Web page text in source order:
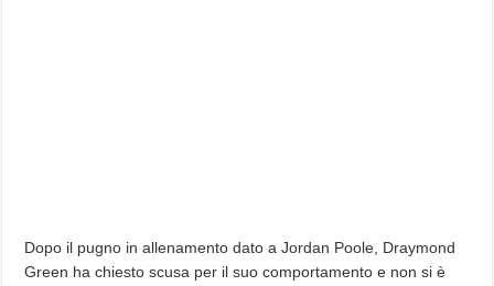
Dopo il pugno in allenamento dato a Jordan Poole, Draymond
Green ha chiesto scusa per il suo comportamento e non si è